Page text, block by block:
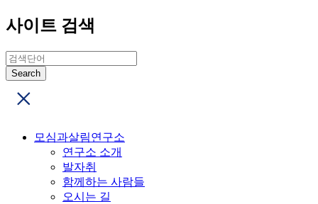
사이트 검색
모심과살림연구소
연구소 소개
발자취
함께하는 사람들
오시는 길